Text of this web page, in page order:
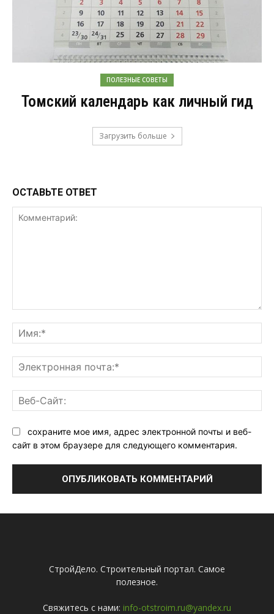
ПОЛЕЗНЫЕ СОВЕТЫ
Томский календарь как личный гид
Загрузить больше
ОСТАВЬТЕ ОТВЕТ
сохраните мое имя, адрес электронной почты и веб-
сайт в этом браузере для следующего комментария.
СтройДело. Строительный портал. Самое
полезное.
Свяжитесь с нами: info-otstroim.ru@yandex.ru